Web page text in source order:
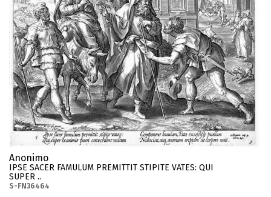
Anonimo
IPSE SACER FAMULUM PREMITTIT STIPITE VATES: QUI
SUPER ..
S-FN36464